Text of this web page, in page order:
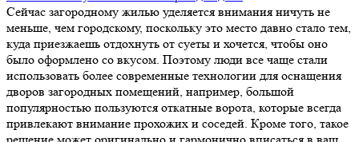
Сейчас загородному жилью уделяется внимания ничуть не
меньше, чем городскому, поскольку это место давно стало тем,
куда приезжаешь отдохнуть от суеты и хочется, чтобы оно
было оформлено со вкусом. Поэтому люди все чаще стали
использовать более современные технологии для оснащения
дворов загородных помещений, например, большой
популярностью пользуются откатные ворота, которые всегда
привлекают внимание прохожих и соседей. Кроме того, такое
решение может оригинально и гармонично вписаться в ваш